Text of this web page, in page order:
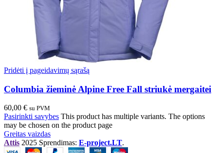
Pridėti į pageidavimų sąrašą
Columbia žieminė Alpine Free Fall striukė mergaitei
60,00 € su PVM
Pasirinkti savybes This product has multiple variants. The options
may be chosen on the product page
Greitas vaizdas
Attis 2025 Sprendimas: E-project.LT.